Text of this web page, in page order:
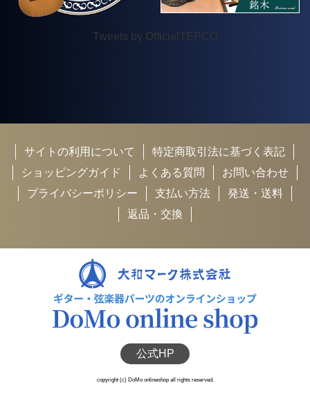
Tweets by OfficialTEPCO
サイトの利用について
特定商取引法に基づく表記
ショッピングガイド
よくある質問
お問い合わせ
プライバシーポリシー
支払い方法
発送・送料
返品・交換
公式HP
copyright (c) DoMo onlineshop all rights reserved.